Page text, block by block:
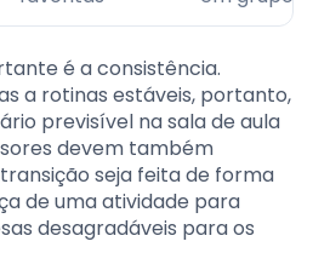
é a consistência.
a rotinas estáveis, portanto,
previsível na sala de aula
devem também
seja feita de forma
de uma atividade para
desagradáveis para os